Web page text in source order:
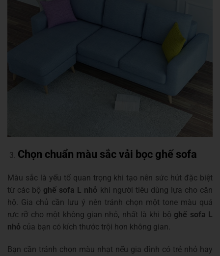
Chọn chuẩn màu sắc vải bọc ghế sofa
Màu sắc là yếu tố quan trọng khi tạo nên sức hút đặc biệt
từ các bộ ghế sofa L nhỏ khi người tiêu dùng lựa cho căn
hộ. Gia chủ cần lưu ý nên tránh chọn một tone màu quá
rực rỡ cho một không gian nhỏ, nhất là khi bộ ghế sofa L
nhỏ của bạn có kích thước trội hơn không gian.
Bạn cần tránh chọn màu nhạt nếu gia đình có trẻ nhỏ hay